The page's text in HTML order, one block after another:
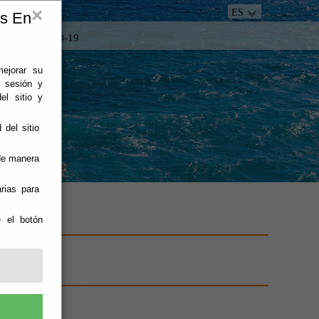
×
En
su
sesión y
sitio y
del sitio
manera
para
el botón
ES
COVID-19